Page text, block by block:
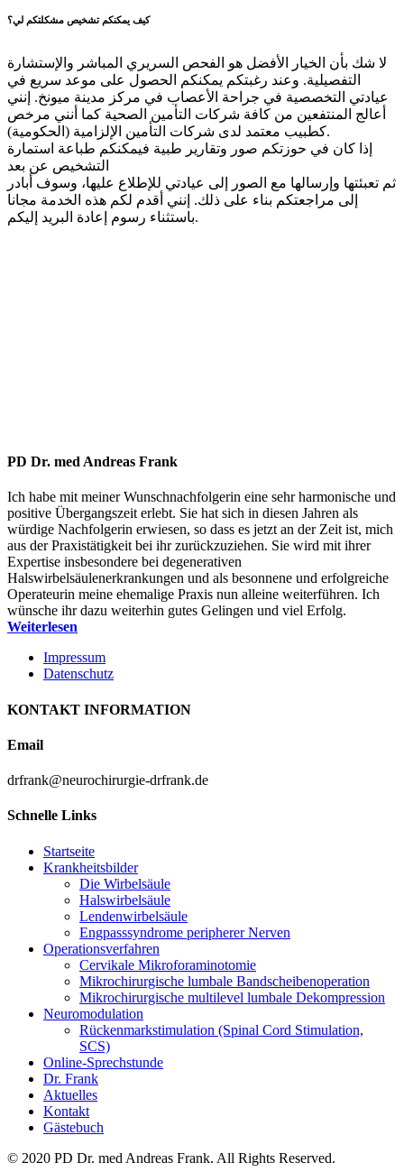
كيف يمكنكم تشخيص مشكلتكم لي؟
لا شك بأن الخيار الأفضل هو الفحص السريري المباشر والإستشارة
التفصيلية. وعند رغبتكم يمكنكم الحصول على موعد سريع في
عيادتي التخصصية في جراحة الأعصاب في مركز مدينة ميونخ. إنني
أعالج المنتفعين من كافة شركات التأمين الصحية كما أنني مرخص
كطبيب معتمد لدى شركات التأمين الإلزامية (الحكومية).
إذا كان في حوزتكم صور وتقارير طبية فيمكنكم طباعة استمارة
التشخيص عن بعد
ثم تعبئتها وإرسالها مع الصور إلى عيادتي للإطلاع عليها، وسوف أبادر
إلى مراجعتكم بناء على ذلك. إنني أقدم لكم هذه الخدمة مجانا
باستثناء رسوم إعادة البريد إليكم.
PD Dr. med Andreas Frank
Ich habe mit meiner Wunschnachfolgerin eine sehr harmonische und
positive Übergangszeit erlebt. Sie hat sich in diesen Jahren als
würdige Nachfolgerin erwiesen, so dass es jetzt an der Zeit ist, mich
aus der Praxistätigkeit bei ihr zurückzuziehen. Sie wird mit ihrer
Expertise insbesondere bei degenerativen
Halswirbelsäulenerkrankungen und als besonnene und erfolgreiche
Operateurin meine ehemalige Praxis nun alleine weiterführen. Ich
wünsche ihr dazu weiterhin gutes Gelingen und viel Erfolg.
Weiterlesen
Impressum
Datenschutz
KONTAKT INFORMATION
Email
drfrank@neurochirurgie-drfrank.de
Schnelle Links
Startseite
Krankheitsbilder
Die Wirbelsäule
Halswirbelsäule
Lendenwirbelsäule
Engpasssyndrome peripherer Nerven
Operationsverfahren
Cervikale Mikroforaminotomie
Mikrochirurgische lumbale Bandscheibenoperation
Mikrochirurgische multilevel lumbale Dekompression
Neuromodulation
Rückenmarkstimulation (Spinal Cord Stimulation,
SCS)
Online-Sprechstunde
Dr. Frank
Aktuelles
Kontakt
Gästebuch
© 2020 PD Dr. med Andreas Frank. All Rights Reserved.